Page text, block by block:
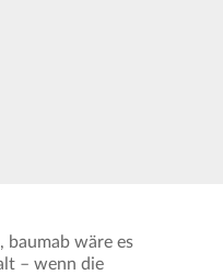
baumab wäre es
– wenn die